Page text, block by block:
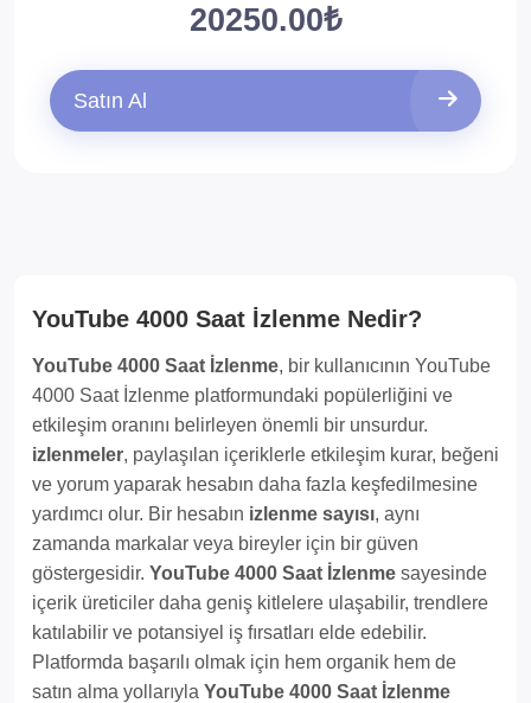
20250.00₺
Satın Al
YouTube 4000 Saat İzlenme Nedir?
YouTube 4000 Saat İzlenme, bir kullanıcının YouTube
4000 Saat İzlenme platformundaki popülerliğini ve
etkileşim oranını belirleyen önemli bir unsurdur.
izlenmeler, paylaşılan içeriklerle etkileşim kurar, beğeni
ve yorum yaparak hesabın daha fazla keşfedilmesine
yardımcı olur. Bir hesabın izlenme sayısı, aynı
zamanda markalar veya bireyler için bir güven
göstergesidir. YouTube 4000 Saat İzlenme sayesinde
içerik üreticiler daha geniş kitlelere ulaşabilir, trendlere
katılabilir ve potansiyel iş fırsatları elde edebilir.
Platformda başarılı olmak için hem organik hem de
satın alma yollarıyla YouTube 4000 Saat İzlenme